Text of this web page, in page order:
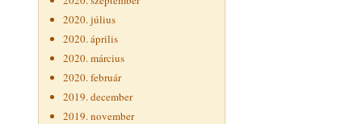
2020. július
2020. április
2020. március
2020. február
2019. december
2019. november